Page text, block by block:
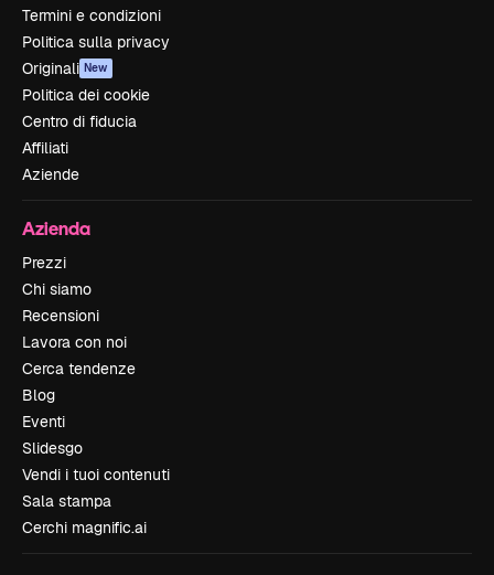
Termini e condizioni
Politica sulla privacy
Originali New
Politica dei cookie
Centro di fiducia
Affiliati
Aziende
Azienda
Prezzi
Chi siamo
Recensioni
Lavora con noi
Cerca tendenze
Blog
Eventi
Slidesgo
Vendi i tuoi contenuti
Sala stampa
Cerchi magnific.ai